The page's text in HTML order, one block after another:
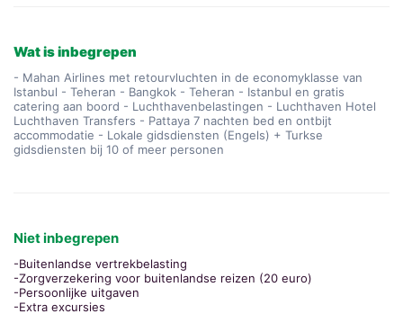
Wat is inbegrepen
- Mahan Airlines met retourvluchten in de economyklasse van
Istanbul - Teheran - Bangkok - Teheran - Istanbul en gratis
catering aan boord - Luchthavenbelastingen - Luchthaven Hotel
Luchthaven Transfers - Pattaya 7 nachten bed en ontbijt
accommodatie - Lokale gidsdiensten (Engels) + Turkse
gidsdiensten bij 10 of meer personen
Niet inbegrepen
-Buitenlandse vertrekbelasting
-Zorgverzekering voor buitenlandse reizen (20 euro)
-Persoonlijke uitgaven
-Extra excursies